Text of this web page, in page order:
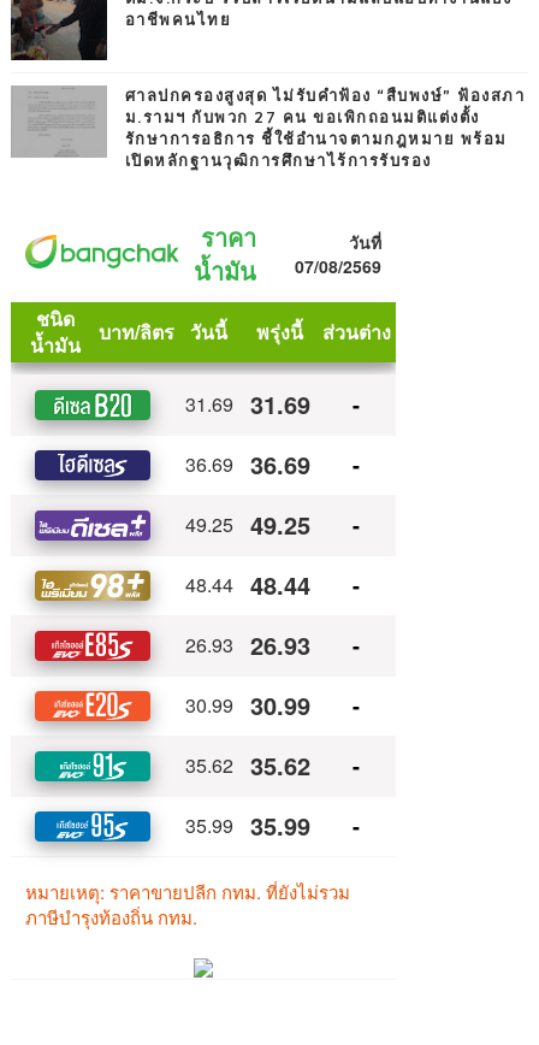
อาชีพคนไทย
ศาลปกครองสูงสุด ไม่รับคำฟ้อง “สืบพงษ์” ฟ้องสภา
ม.รามฯ กับพวก 27 คน ขอเพิกถอนมติแต่งตั้ง
รักษาการอธิการ ชี้ใช้อำนาจตามกฎหมาย พร้อม
เปิดหลักฐานวุฒิการศึกษาไร้การรับรอง